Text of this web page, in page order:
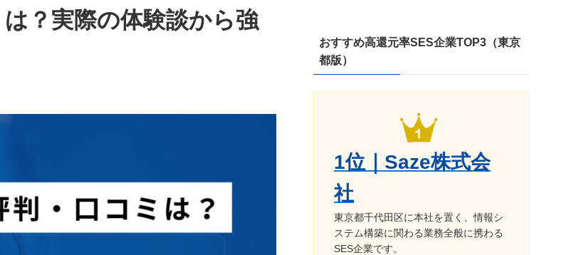
？実際の体験談から強
おすすめ高還元率SES企業TOP3（東京
都版）
1位｜Saze株式会
社
東京都千代田区に本社を置く、情報シ
ステム構築に関わる業務全般に携わる
SES企業です。